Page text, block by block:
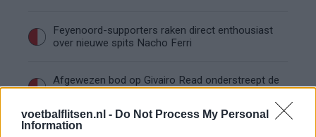
voetbalflitsen.nl - Do Not Process My Personal
Information
Feyenoord-supporters raken direct enthousiast
over nieuwe spits Nacho Ferri
Afgewezen bod op Givairo Read onderstreept de
stevige onderhandelingspositie van Feyenoord
Feyenoord geeft met Zechiël duidelijk